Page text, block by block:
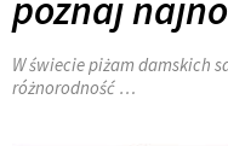
poznaj
W świecie piżam damskich
różnorodność …